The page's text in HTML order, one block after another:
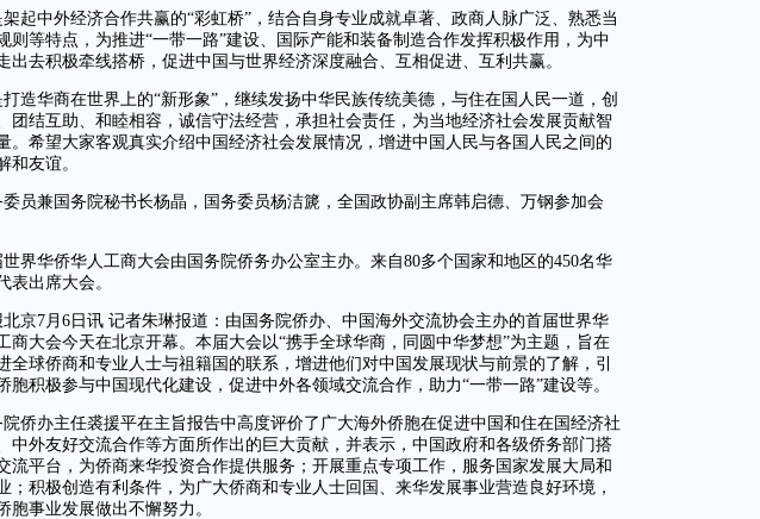
架起中外经济合作共赢的“彩虹桥”，结合自身专业成就卓著、政商人脉广泛、熟悉当
则等特点，为推进“一带一路”建设、国际产能和装备制造合作发挥积极作用，为中
出去积极牵线搭桥，促进中国与世界经济深度融合、互相促进、互利共赢。
造华商在世界上的“新形象”，继续发扬中华民族传统美德，与住在国人民一道，创
团结互助、和睦相容，诚信守法经营，承担社会责任，为当地经济社会发展贡献智
。希望大家客观真实介绍中国经济社会发展情况，增进中国人民与各国人民之间的
和友谊。
委员兼国务院秘书长杨晶，国务委员杨洁篪，全国政协副主席韩启德、万钢参加会
世界华侨华人工商大会由国务院侨务办公室主办。来自80多个国家和地区的450名华
表出席大会。
北京7月6日讯 记者朱琳报道：由国务院侨办、中国海外交流协会主办的首届世界华
商大会今天在北京开幕。本届大会以“携手全球华商，同圆中华梦想”为主题，旨在
全球侨商和专业人士与祖籍国的联系，增进他们对中国发展现状与前景的了解，引
胞积极参与中国现代化建设，促进中外各领域交流合作，助力“一带一路”建设等。
院侨办主任裘援平在主旨报告中高度评价了广大海外侨胞在促进中国和住在国经济社
中外友好交流合作等方面所作出的巨大贡献，并表示，中国政府和各级侨务部门搭
流平台，为侨商来华投资合作提供服务；开展重点专项工作，服务国家发展大局和
；积极创造有利条件，为广大侨商和专业人士回国、来华发展事业营造良好环境，
胞事业发展做出不懈努力。